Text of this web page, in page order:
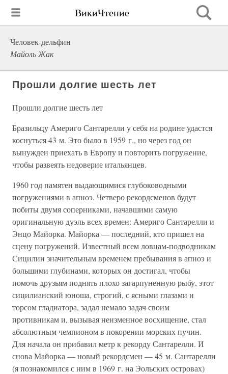
ВикиЧтение
Человек-дельфин
Майоль Жак
Прошли долгие шесть лет
Прошли долгие шесть лет
Бразильцу Америго Сантарелли у себя на родине удастся
коснуться 43 м. Это было в 1959 г., но через год он
вынужден приехать в Европу и повторить погружение,
чтобы развеять недоверие итальянцев.
1960 год памятен выдающимися глубоководными
погружениями в апноэ. Четверо рекордсменов будут
побиты двумя соперниками, начавшими самую
оригинальную дуэль всех времен: Америго Сантарелли и
Энцо Майорка. Майорка — последний, кто пришел на
сцену погружений. Известный всем ловцам-подводникам
Сицилии значительным временем пребывания в апноэ и
большими глубинами, которых он достигал, чтобы
помочь друзьям поднять плохо загарпуненную рыбу, этот
сицилианский юноша, строгий, с ясными глазами и
торсом гладиатора, задал немало задач своим
противникам и, вызывая неизменное восхищение, стал
абсолютным чемпионом в покорении морских пучин.
Для начала он прибавил метр к рекорду Сантарелли. И
снова Майорка — новый рекордсмен — 45 м. Сантарелли
(я познакомился с ним в 1969 г. на Эольских островах)